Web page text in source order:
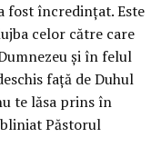
fost încredințat. Este
celor către care
și în felul
față de Duhul
te lăsa prins în
Păstorul